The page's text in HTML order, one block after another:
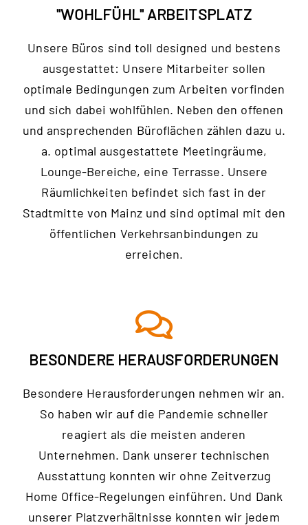
"WOHLFÜHL" ARBEITSPLATZ
Unsere Büros sind toll designed und bestens
ausgestattet: Unsere Mitarbeiter sollen
optimale Bedingungen zum Arbeiten vorfinden
und sich dabei wohlfühlen. Neben den offenen
und ansprechenden Büroflächen zählen dazu u.
a. optimal ausgestattete Meetingräume,
Lounge-Bereiche, eine Terrasse. Unsere
Räumlichkeiten befindet sich fast in der
Stadtmitte von Mainz und sind optimal mit den
öffentlichen Verkehrsanbindungen zu
erreichen.
BESONDERE HERAUSFORDERUNGEN
Besondere Herausforderungen nehmen wir an.
So haben wir auf die Pandemie schneller
reagiert als die meisten anderen
Unternehmen. Dank unserer technischen
Ausstattung konnten wir ohne Zeitverzug
Home Office-Regelungen einführen. Und Dank
unserer Platzverhältnisse konnten wir jedem